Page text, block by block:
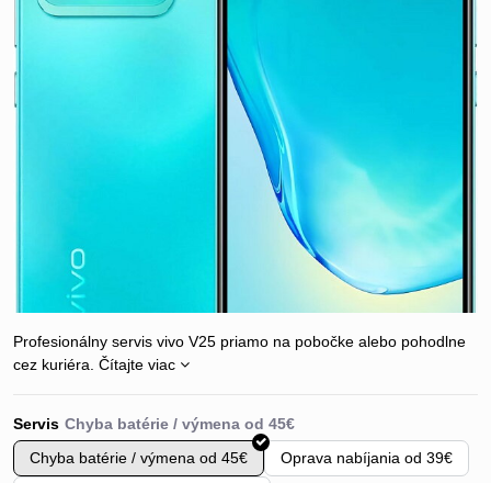
Profesionálny servis vivo V25 priamo na pobočke alebo pohodlne
cez kuriéra. Čítajte viac
Servis
Chyba batérie / výmena od 45€
Oprava nabíjania od 39€